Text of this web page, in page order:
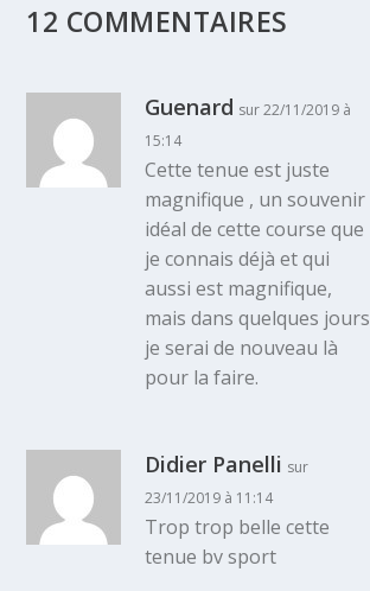
12 COMMENTAIRES
Guenard sur 22/11/2019 à
15:14
Cette tenue est juste
magnifique , un souvenir
idéal de cette course que
je connais déjà et qui
aussi est magnifique,
mais dans quelques jours
je serai de nouveau là
pour la faire.
Didier Panelli sur
23/11/2019 à 11:14
Trop trop belle cette
tenue bv sport